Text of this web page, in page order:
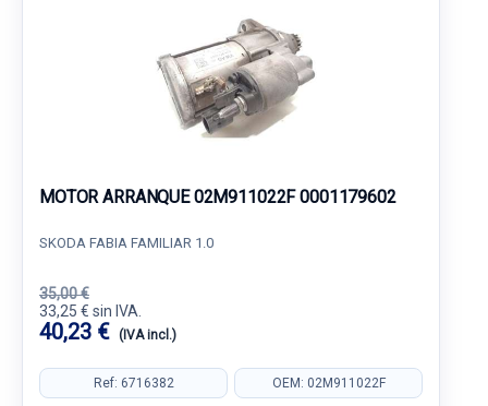
MOTOR ARRANQUE 02M911022F 0001179602
SKODA FABIA FAMILIAR 1.0
35,00 €
33,25 € sin IVA.
40,23 € (IVA incl.)
Ref: 6716382 OEM: 02M911022F